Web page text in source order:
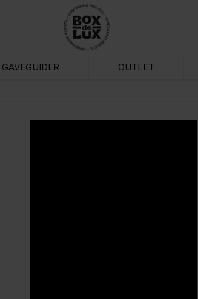
GAVEGUIDER OUTLET